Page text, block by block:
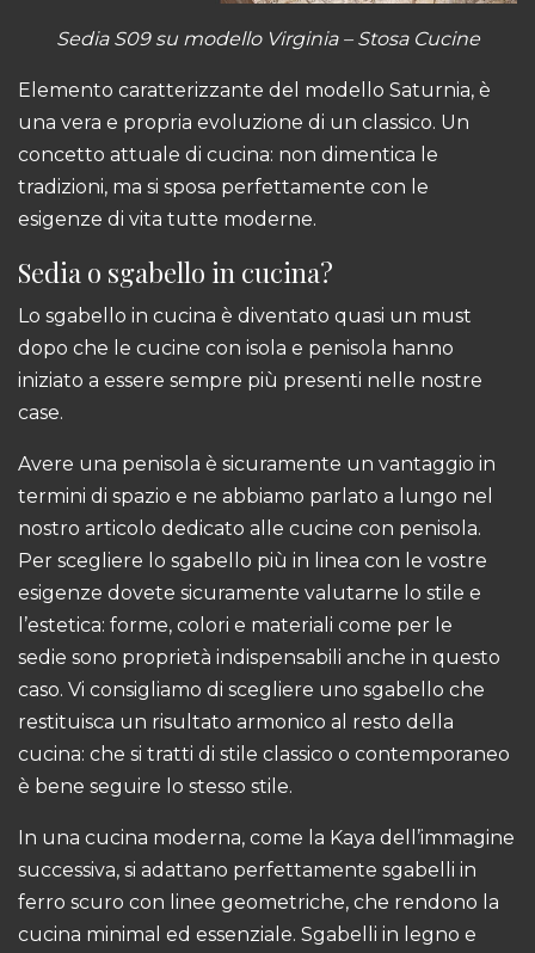
Sedia S09 su modello Virginia – Stosa Cucine
Elemento caratterizzante del modello Saturnia, è
una vera e propria evoluzione di un classico. Un
concetto attuale di cucina: non dimentica le
tradizioni, ma si sposa perfettamente con le
esigenze di vita tutte moderne.
Sedia o sgabello in cucina?
Lo sgabello in cucina è diventato quasi un must
dopo che le cucine con isola e penisola hanno
iniziato a essere sempre più presenti nelle nostre
case.
Avere una penisola è sicuramente un vantaggio in
termini di spazio e ne abbiamo parlato a lungo nel
nostro articolo dedicato alle cucine con penisola.
Per scegliere lo sgabello più in linea con le vostre
esigenze dovete sicuramente valutarne lo stile e
l’estetica: forme, colori e materiali come per le
sedie sono proprietà indispensabili anche in questo
caso. Vi consigliamo di scegliere uno sgabello che
restituisca un risultato armonico al resto della
cucina: che si tratti di stile classico o contemporaneo
è bene seguire lo stesso stile.
In una cucina moderna, come la Kaya dell’immagine
successiva, si adattano perfettamente sgabelli in
ferro scuro con linee geometriche, che rendono la
cucina minimal ed essenziale. Sgabelli in legno e